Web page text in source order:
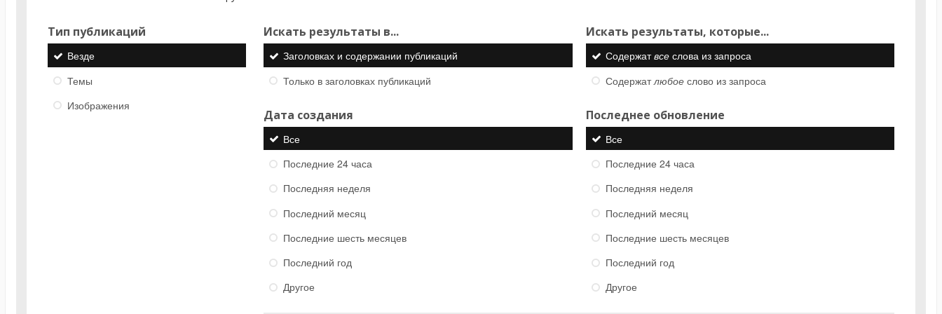
Тип публикаций
Везде
Темы
Изображения
Искать результаты в...
Заголовках и содержании публикаций
Только в заголовках публикаций
Искать результаты, которые...
Содержатвсеслова из запроса
Содержатлюбоеслово из запроса
Дата создания
Все
Последние 24 часа
Последняя неделя
Последний месяц
Последние шесть месяцев
Последний год
Другое
Последнее обновление
Все
Последние 24 часа
Последняя неделя
Последний месяц
Последние шесть месяцев
Последний год
Другое